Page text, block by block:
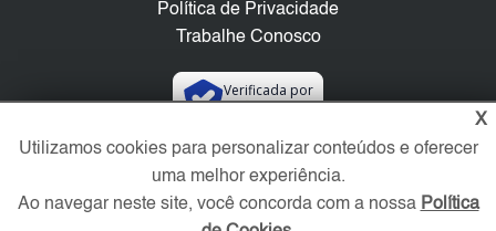
Política de Privacidade
Trabalhe Conosco
Verificada por
Redes Sociais
X
Utilizamos cookies para personalizar conteúdos e oferecer
uma melhor experiência.
Ao navegar neste site, você concorda com a nossa Política